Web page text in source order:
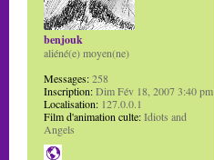
benjouk
aliéné(e) moyen(ne)
Messages:258
Inscription:Dim Fév 18, 2007 3:40 pm
Localisation: 127.0.0.1
Film d'animation culte:Idiots and
Angels